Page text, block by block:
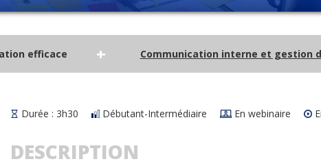
efficace + Communication interne et gestion
Durée : 3h30 Débutant-Intermédiaire En webinaire
DESCRIPTION